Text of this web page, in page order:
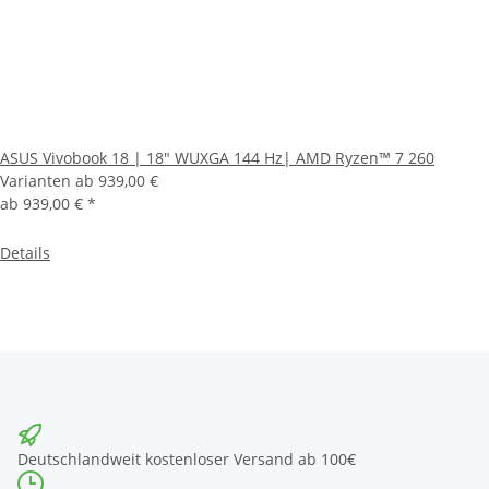
ASUS Vivobook 18 | 18" WUXGA 144 Hz| AMD Ryzen™ 7 260
Varianten ab 939,00 €
ab 939,00 € *
Details
Deutschlandweit kostenloser Versand ab 100€